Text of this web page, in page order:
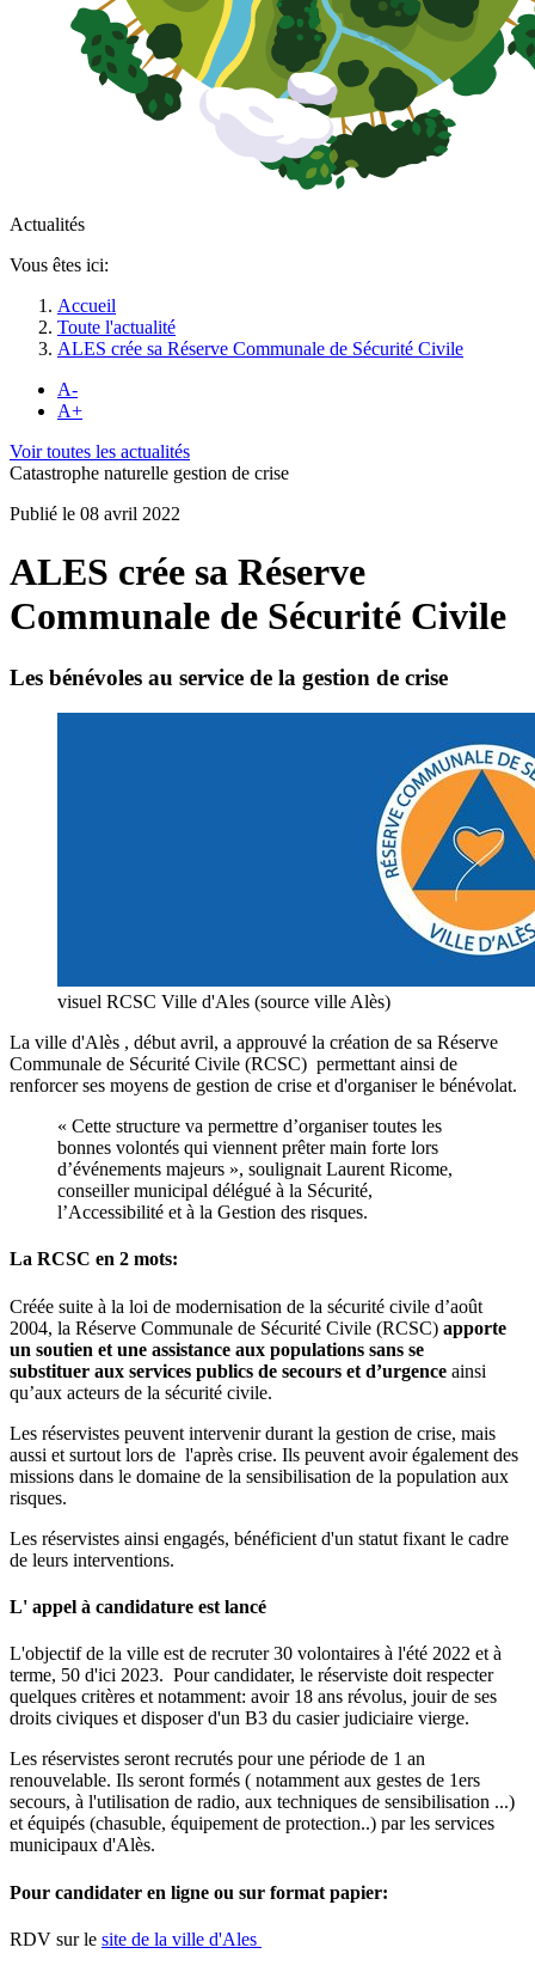
Actualités
Vous êtes ici:
Accueil
Toute l'actualité
ALES crée sa Réserve Communale de Sécurité Civile
A-
A+
Voir toutes les actualités
Catastrophe naturelle gestion de crise
Publié le 08 avril 2022
ALES crée sa Réserve
Communale de Sécurité Civile
Les bénévoles au service de la gestion de crise
visuel RCSC Ville d'Ales (source ville Alès)
La ville d'Alès , début avril, a approuvé la création de sa Réserve
Communale de Sécurité Civile (RCSC) permettant ainsi de
renforcer ses moyens de gestion de crise et d'organiser le bénévolat.
« Cette structure va permettre d’organiser toutes les
bonnes volontés qui viennent prêter main forte lors
d’événements majeurs », soulignait Laurent Ricome,
conseiller municipal délégué à la Sécurité,
l’Accessibilité et à la Gestion des risques.
La RCSC en 2 mots:
Créée suite à la loi de modernisation de la sécurité civile d’août
2004, la Réserve Communale de Sécurité Civile (RCSC) apporte
un soutien et une assistance aux populations sans se
substituer aux services publics de secours et d’urgence ainsi
qu’aux acteurs de la sécurité civile.
Les réservistes peuvent intervenir durant la gestion de crise, mais
aussi et surtout lors de l'après crise. Ils peuvent avoir également des
missions dans le domaine de la sensibilisation de la population aux
risques.
Les réservistes ainsi engagés, bénéficient d'un statut fixant le cadre
de leurs interventions.
L' appel à candidature est lancé
L'objectif de la ville est de recruter 30 volontaires à l'été 2022 et à
terme, 50 d'ici 2023. Pour candidater, le réserviste doit respecter
quelques critères et notamment: avoir 18 ans révolus, jouir de ses
droits civiques et disposer d'un B3 du casier judiciaire vierge.
Les réservistes seront recrutés pour une période de 1 an
renouvelable. Ils seront formés ( notamment aux gestes de 1ers
secours, à l'utilisation de radio, aux techniques de sensibilisation ...)
et équipés (chasuble, équipement de protection..) par les services
municipaux d'Alès.
Pour candidater en ligne ou sur format papier:
RDV sur le site de la ville d'Ales